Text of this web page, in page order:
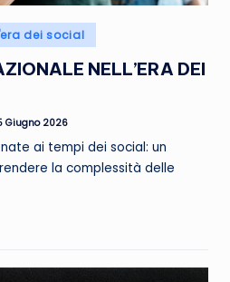
dei social
NELL’ERA DEI
Giugno 2026
ai tempi dei social: un
la complessità delle